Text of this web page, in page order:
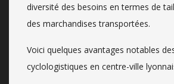
diversité des besoins en termes de
des marchandises transportées.
Voici quelques avantages notables
cyclologistiques en centre-ville